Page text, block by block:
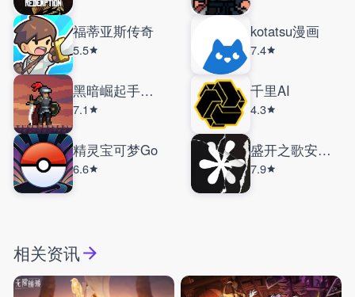
福蒂亚斯传奇
5.5
kotatsu漫画
7.4
黑暗崛起手机版
7.1
千里AI
4.3
精灵宝可梦Go
6.6
盛开之歌安卓版
7.9
相关资讯